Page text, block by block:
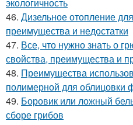
экологичность
46. Дизельное отопление
преимущества и недостатки
47. Все, что нужно знать о
свойства, преимущества и
48. Преимущества
полимерной для облицовки
49. Боровик или ложный
сборе грибов